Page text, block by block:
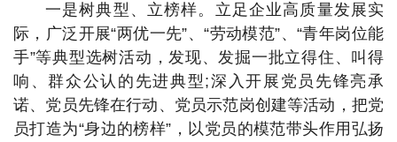
一是树典型、立榜样。立足企业高质量发展实
际，广泛开展“两优一先”、“劳动模范”、“青年岗位能
手”等典型选树活动，发现、发掘一批立得住、叫得
响、群众公认的先进典型;深入开展党员先锋亮承
诺、党员先锋在行动、党员示范岗创建等活动，把党
员打造为“身边的榜样”，以党员的模范带头作用弘扬